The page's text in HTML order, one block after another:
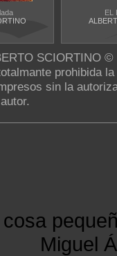
EL
SCIORTINO ©
prohibida
sin la
Miguel